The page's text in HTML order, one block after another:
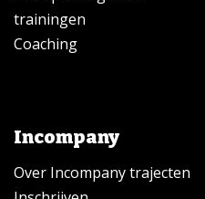
trainingen
Coaching
Incompany
Over Incompany trajecten